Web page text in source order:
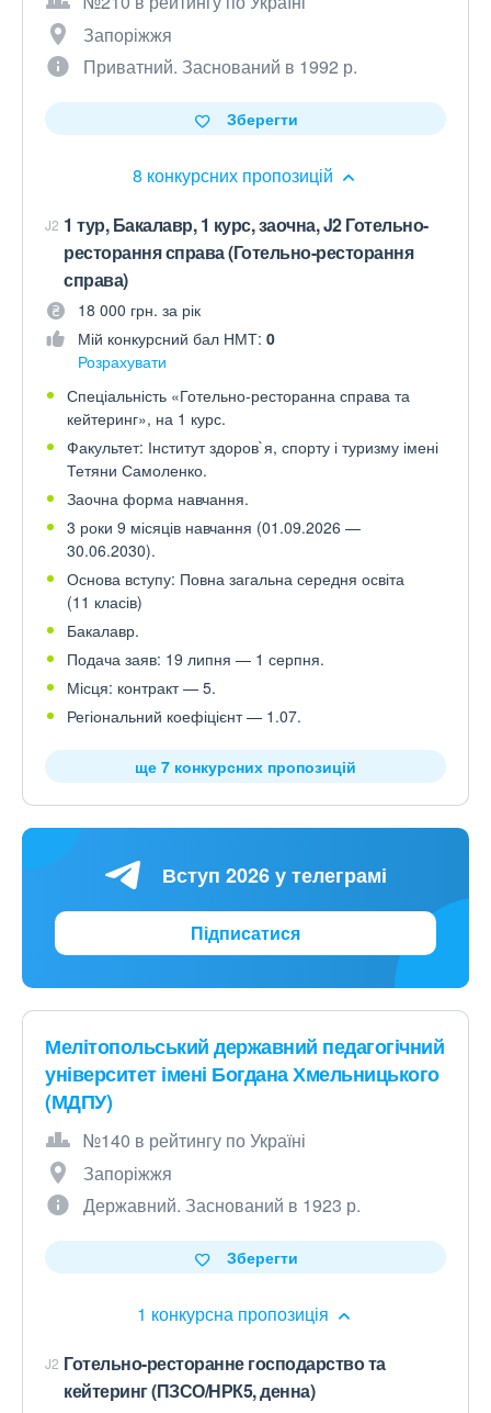
Запоріжжя
Приватний. Заснований в 1992 р.
8 конкурсних пропозицій
Зберегти
J2 1 тур, Бакалавр, 1 курс, заочна, J2 Готельно-
ресторання справа (Готельно-ресторання
справа)
18 000 грн. за рік
Мій конкурсний бал НМТ: 0
Розрахувати
Спеціальність «Готельно-ресторанна справа та
кейтеринг», на 1 курс.
Факультет: Інститут здоров`я, спорту і туризму імені
Тетяни Самоленко.
Заочна форма навчання.
3 роки 9 місяців навчання (01.09.2026 —
30.06.2030).
Основа вступу: Повна загальна середня освіта
(11 класів)
Бакалавр.
Подача заяв: 19 липня — 1 серпня.
Місця: контракт — 5.
Регіональний коефіцієнт — 1.07.
ще 7 конкурсних пропозицій
Вступ 2026 у телеграмі
Підписатися
Мелітопольський державний педагогічний
університет імені Богдана Хмельницького
(МДПУ)
№140 в рейтингу по Україні
Запоріжжя
Державний. Заснований в 1923 р.
1 конкурсна пропозиція
Зберегти
J2 Готельно-ресторанне господарство та
кейтеринг (ПЗСО/НРК5, денна)